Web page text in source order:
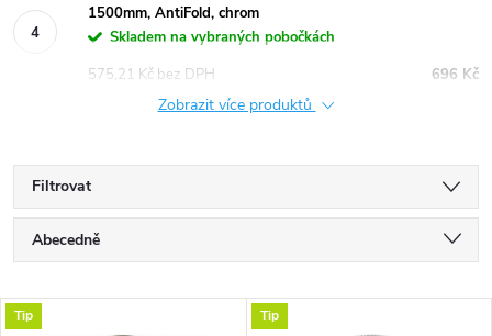
1500mm, AntiFold, chrom
Skladem na vybraných pobočkách
696 Kč
575,21 Kč bez DPH
Zobrazit více produktů
Filtrovat
Ř
a
Abecedně
Nejdražší
V
Tip Tip